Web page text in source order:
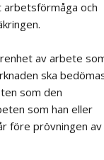
och
av arbete
ska
som den
som han eller
före prövningen av